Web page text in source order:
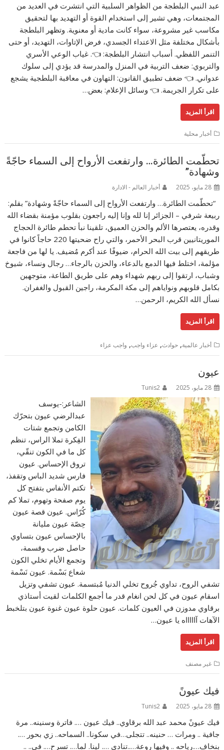
عبد النبي البلطجة من الظواهر السلبية التي انتشرت في العديد من
المجتمعات، وهي تشير إلى استخدام القوة أو التهديد بها لتحقيق
مكاسب غير مشروعة، سواء كانت مادية أو معنوية. وتظهر البلطجة
بأشكال مختلفة مثل الاعتداء الجسدي، فرض الإتاوات، التهديد، أو حتى
التنمر اللفظي. أسباب انتشار البلطجة: 👈. غياب الوعي الأسري
والتربوي: ضعف التربية في المنزل والمدرسة قد يؤدي إلى سلوك
عدواني. 👈 ضعف تطبيق القانون: التهاون في معاقبة البلطجية يشجع
على تكرار الجريمة. 👈 وسائل الإعلام: بعض…
اقرأ المزيد
أخبار محلية
تحطّمت الطائرة… وارتفعت الأرواح إلى السماء حاجّةً
وشهادة”
28 مايو، 2025 أخبار العالم - الادارة
“تحطّمت الطائرة… وارتفعت الأرواح إلى السماء حاجّةً وشهادة” بقلم:
ربيعة شرفي – الجزائر إنا لله وإنا إليه راجعون بقلوب مؤمنة بقضاء الله
وقدره، يعتصرها الألم والحزن العميق، تلقينا نبأ تحطم طائرة الحجاج
الموريتانيين قرب البحر الأحمر، والتي راح ضحيتها 220 حاجاً كانوا في
طريقهم إلى بيت الله الحرام، ضيوفًا عند أكرم مُضيف. يا لها من فاجعة
مؤلمة، اختلط فيها الدمع بالدعاء، والحزن بالرجاء… رجال ونساء، شيوخ
وشباب، ارتقوا إلى ربهم شهداء وهم على طريق الطاعة، متوجهين
بكامل قلوبهم ونواياهم إلى مكة المكرمة، راجين القبول والغفران.
نسأل الله الكريم، الرحمن…
اقرأ المزيد
أخبار عالمية,حوادث, عزاء واجب, واجب عزاء
عيون
28 مايو، 2025 Tunis2
الشاعر:-يوسف
عبدالرضي عيون بتحرّك
الكامن وتجمع شتات
الفِكرة تملا الراس، تنظم
كل ما في الكون تنقّي،
تروق الإحساس. عيون
فارس شديد الباس وتقفذ،
تكتم الأنفاس بتفتح كل
يوم صفحة وتهوم، تملا كم
كُرّاس. عيون قصة عيون
حِصّة عيون مليانة
بالإحساس عيون بتساوي
حاصل ضرب وقسمة،
وتجمع الأيام تخلي الكون
شعاع بَسْمة. عيون نَسْمة
تشفي الروح، تداوي جُروح تخلي الدنيا مُبتسمة. عيون تشفي وتزيل
اسقام عيون في كل لحن انغام قدر ما أجمع الكلمات لقيت أستاذي
برقاوي مدوزن في العيون كلمات. عيون حلوة عيون غنوة عيون بتلخبط
الآهات آاااااه يا عيون…
اقرأ المزيد
غير مصنف
فيك عيونً
28 مايو، 2025 Tunis2
فيك عيونً محمد عبد الله برقاوي.. فيك عيون …. فاترة وسنينه.. مرة
جافية .. ومرات … حنينه.. تتجلى…في سكونا.. السماحه.. زي بحور ….
بنخاف….رياحه .. وفيها روعة…..تنادي …. لينا. لما…. تسرح…. في.. ..